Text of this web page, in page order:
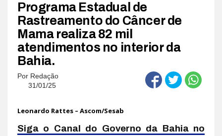
Programa Estadual de
Rastreamento do Câncer de
Mama realiza 82 mil
atendimentos no interior da
Bahia.
Por Redação
31/01/25
Leonardo Rattes – Ascom/Sesab
Siga o Canal do Governo da Bahia no